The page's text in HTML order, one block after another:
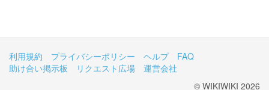
利用規約 プライバシーポリシー ヘルプ
FAQ
助け合い掲示板
リクエスト広場
運営会社
© WIKIWIKI 2026